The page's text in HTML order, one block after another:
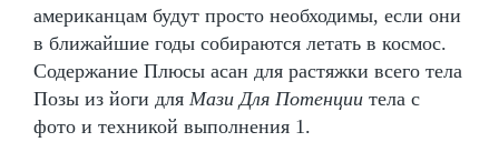
американцам будут просто необходимы, если они
в ближайшие годы собираются летать в космос.
Содержание Плюсы асан для растяжки всего тела
Позы из йоги для Мази Для Потенции тела с
фото и техникой выполнения 1.